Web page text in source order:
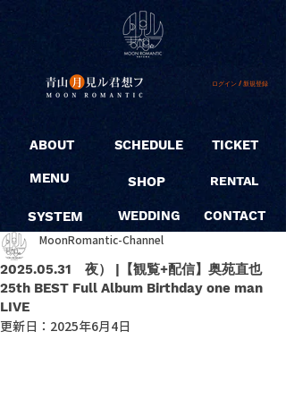
ログイン / 新規登録
ABOUT
MENU
SYSTEM
SCHEDULE
SHOP
WEDDING
TICKET
RENTAL
CONTACT
2025.05.31 夜） |【観覧+配信】奥苑直也
25th BEST Full Album Birthday one man
LIVE
MoonRomantic-Channel
更新日： 2025年6月4日